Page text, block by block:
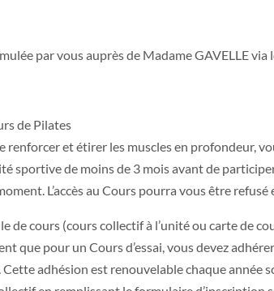
par vous auprès de Madame GAVELLE
de Pilates
et étirer les muscles en profondeur,
sportive de moins de 3 mois avant de
L’accès au Cours pourra vous être refusé
de cours (cours collectif à l’unité ou carte de
que pour un Cours d’essai, vous devez
adhésion est renouvelable chaque année